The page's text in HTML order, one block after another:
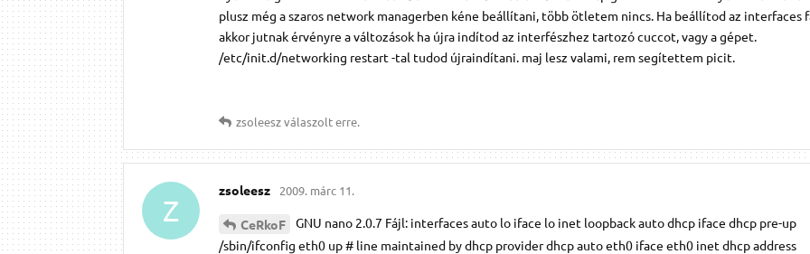
plusz még a szaros network managerben kéne beállítani, több ötletem nincs. Ha beállítod az interfaces
akkor jutnak érvényre a változások ha újra indítod az interfészhez tartozó cuccot, vagy a gépet.
/etc/init.d/networking restart -tal tudod újraindítani. maj lesz valami, rem segítettem picit.
zsoleeszválaszolt erre.
Z
zsoleesz 2009. márc 11.
CeRkoF
GNU nano 2.0.7 Fájl: interfaces auto lo iface lo inet loopback auto dhcp iface dhcp pre-up
/sbin/ifconfig eth0 up # line maintained by dhcp provider dhcp auto eth0 iface eth0 inet dhcp address